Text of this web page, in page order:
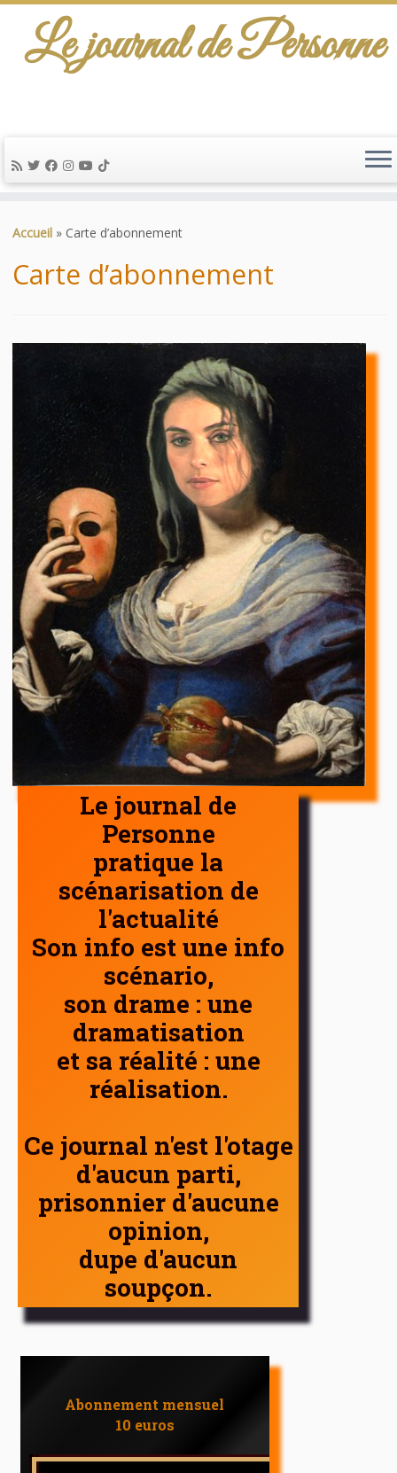
au
Le journal de Personne
Accueil » Carte d’abonnement
Carte d’abonnement
Le journal de
Personne
pratique la
scénarisation de
l'actualité
Son info est une info
scénario,
son drame : une
dramatisation
et sa réalité : une
réalisation.
Ce journal n'est l'otage
d'aucun parti,
prisonnier d'aucune
opinion,
dupe d'aucun
soupçon.
Abonnement mensuel
10 euros